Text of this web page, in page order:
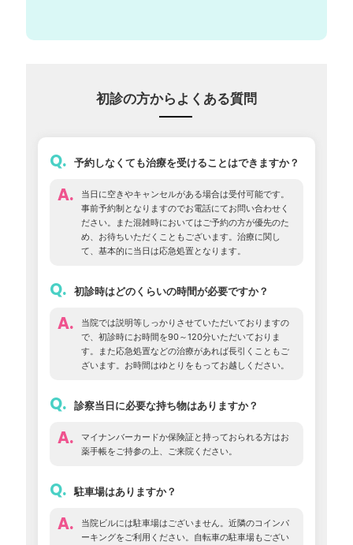
初診の方からよくある質問
Q. 予約しなくても治療を受けることはできますか？
A.
当日に空きやキャンセルがある場合は受付可能です。
事前予約制となりますのでお電話にてお問い合わせく
ださい。また混雑時においてはご予約の方が優先のた
め、お待ちいただくこともございます。治療に関し
て、基本的に当日は応急処置となります。
Q. 初診時はどのくらいの時間が必要ですか？
A.
当院では説明等しっかりさせていただいておりますの
で、初診時にお時間を90～120分いただいておりま
す。また応急処置などの治療があれば長引くこともご
ざいます。お時間はゆとりをもってお越しください。
Q. 診察当日に必要な持ち物はありますか？
A.
マイナンバーカードか保険証と持っておられる方はお
薬手帳をご持参の上、ご来院ください。
Q. 駐車場はありますか？
A.
当院ビルには駐車場はございません。近隣のコインパ
ーキングをご利用ください。自転車の駐車場もござい